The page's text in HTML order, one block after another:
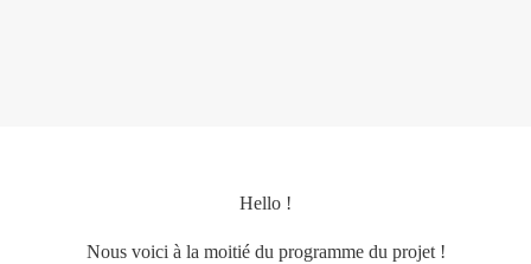
Hello !
Nous voici à la moitié du programme du projet !